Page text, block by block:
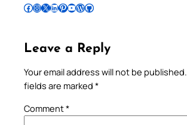
Follow Pradeep on Facebook Follow Pradeep on InstagramFollow Pradeep on X Follow Pradeep on LinkedIn Follow Pradeep on Pinterest Subscribe to Pradeep’s Youtube Channel Follow Pradeep on WordPress Follow Pradeep on GitHub
Leave a Reply
Your email address will not be published.
fields are marked *
Comment*